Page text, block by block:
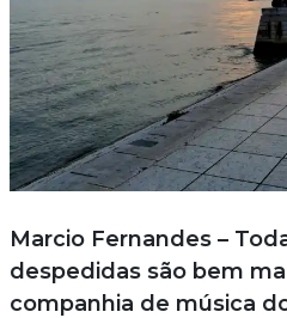
Marcio Fernandes –
despedidas são bem
companhia de música